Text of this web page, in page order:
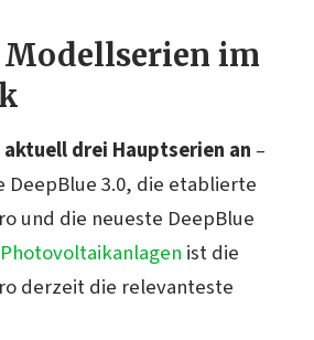
im
drei Hauptserien an –
DeepBlue 3.0, die etablierte
und die neueste DeepBlue
Photovoltaikanlagen ist die
derzeit die relevanteste